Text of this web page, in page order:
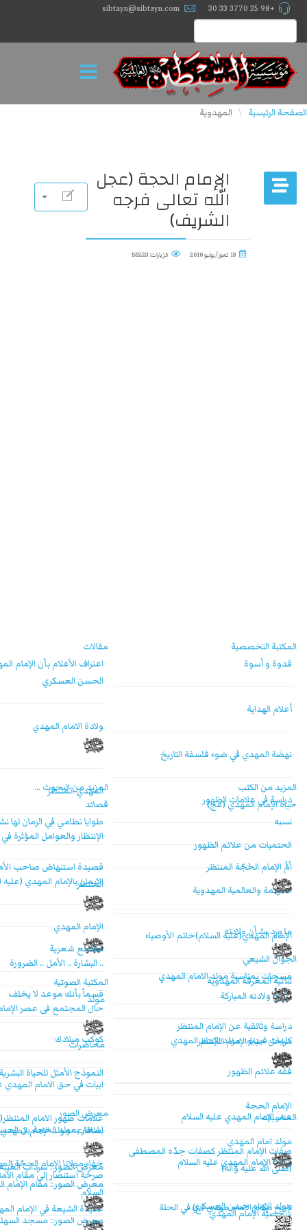
+98 25 3770 33 30
sibtayn@sibtayn.com
الصفحة الرئيسية \ المهدوية
الإمام الحجة (عجل
الله تعالى فرجه
الشريف)
13 تموز/يوليو 2010 الزيارات: 55223
المكتبة التخصصية
قدوة و أسوة
أعلام الهداية
نهضة المهدي في ضوء فلسفة التاريخ
دراسة في علامات الظهور
الحتميات من علائم الظهور
العولمة والعالمية المهدوية
الإمام المهدي(عليه السلام)خاتم الأوصياء
ثلاثية المعرفة المهدوية
دراسة وثائقية عن الإمام المنتظر
فقه علائم الظهور
عمر الإمام المهدي عليه السلام
ولادة الإمام المهدي عليه السلام
تاريخ مقام الامام مهدي (ع) في الحلة
المزيد من الكتب
مقالات
اعتراف الأعلام بأن الإمام
الحسن العسكري
ولادة الامام المهدي
المهدي المنتظر
الإنتظار والعوامل المؤثرة
الإيمان بالإمام المهدي
الإمام المهدي
.. البشارة .. الأمل .. الضرورة
حال المجتمع فى عصر
النموذج الأمثل للحياة
علامات ظهور الامام
خفاء مولانا الإمام الحجّة
عقيدة الشيعة في الإمام
المزيد من البحوث ...
حياة الإمام المهدي (عج)
نسبه
اُمُّ الإمام الحُجّة المنتظر
ما ورد بشأن ولادته
تأريخ ولادته المباركة
مراحل حياة الإمام المُنتظر
الإمام الحجة
صفات الإمام المنتظر كصفات جدّه المصطفى
(صلى الله عليه وآله)
شخصيّة الإمام المهدي
قصائد
طوايا نظامي في الزمان لها
قصيدة استنهاض صاحب
المنتظر
مقاطع شعرية
قسماً بأنك موعد لا يخلف
كوكب ميلادك
ابيات في حق الامام
اشعار بمولد الحجة بن
صرخة استنصار إلى مقام
السلام
الجوال الشيعي
مسجات بمناسبة مولد الامام المهدي
كليبات فيديو:: مولد الإمام المهدي
المكتبة الصوتية
مولد
محاضرات
المناسبات
مولد امام المهدي
مولد الإمام حسن العسكري
معرض الصور
بطاقات:: مولد الإمام المهدي
معرض الصور:: سرداب
معرض الصور:: مقام الإمام
معرض الصور:: مسجد